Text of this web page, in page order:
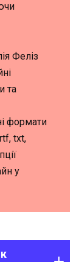
Феліз
та
формати
txt,
у